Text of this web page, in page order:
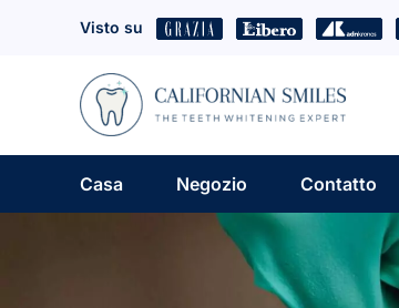
Visto su
Casa Negozio Contatto